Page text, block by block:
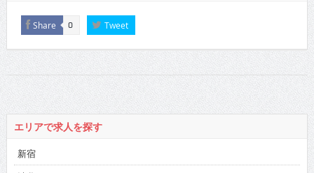
Share 0 Tweet
エリアで求人を探す
新宿